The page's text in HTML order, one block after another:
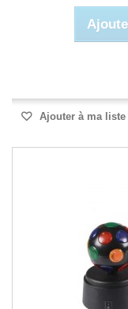
Ajouter à ma